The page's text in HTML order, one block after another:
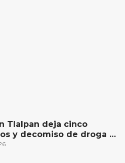
Tlalpan deja cinco
y decomiso de droga y